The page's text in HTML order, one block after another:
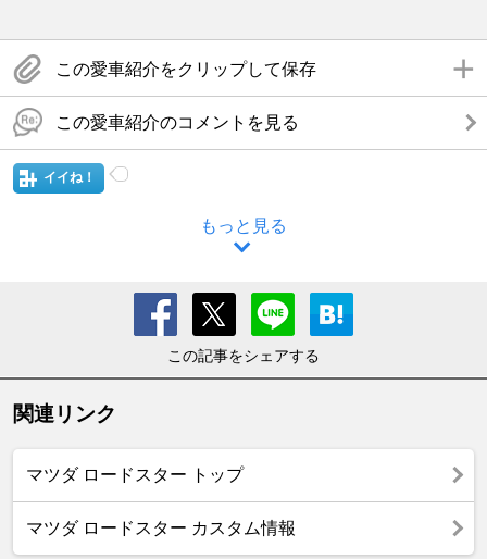
この愛車紹介をクリップして保存
この愛車紹介のコメントを見る
イイね！
もっと見る
この記事をシェアする
関連リンク
マツダ ロードスター トップ
マツダ ロードスター カスタム情報